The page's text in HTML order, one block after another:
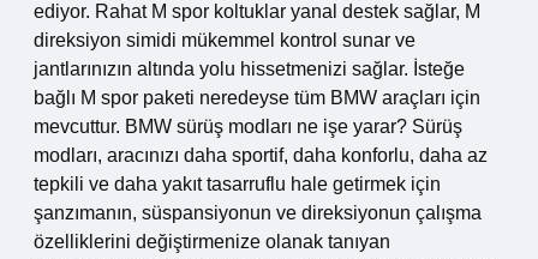
ediyor. Rahat M spor koltuklar yanal destek sağlar, M
direksiyon simidi mükemmel kontrol sunar ve
jantlarınızın altında yolu hissetmenizi sağlar. İsteğe
bağlı M spor paketi neredeyse tüm BMW araçları için
mevcuttur. BMW sürüş modları ne işe yarar? Sürüş
modları, aracınızı daha sportif, daha konforlu, daha az
tepkili ve daha yakıt tasarruflu hale getirmek için
şanzımanın, süspansiyonun ve direksiyonun çalışma
özelliklerini değiştirmenize olanak tanıyan